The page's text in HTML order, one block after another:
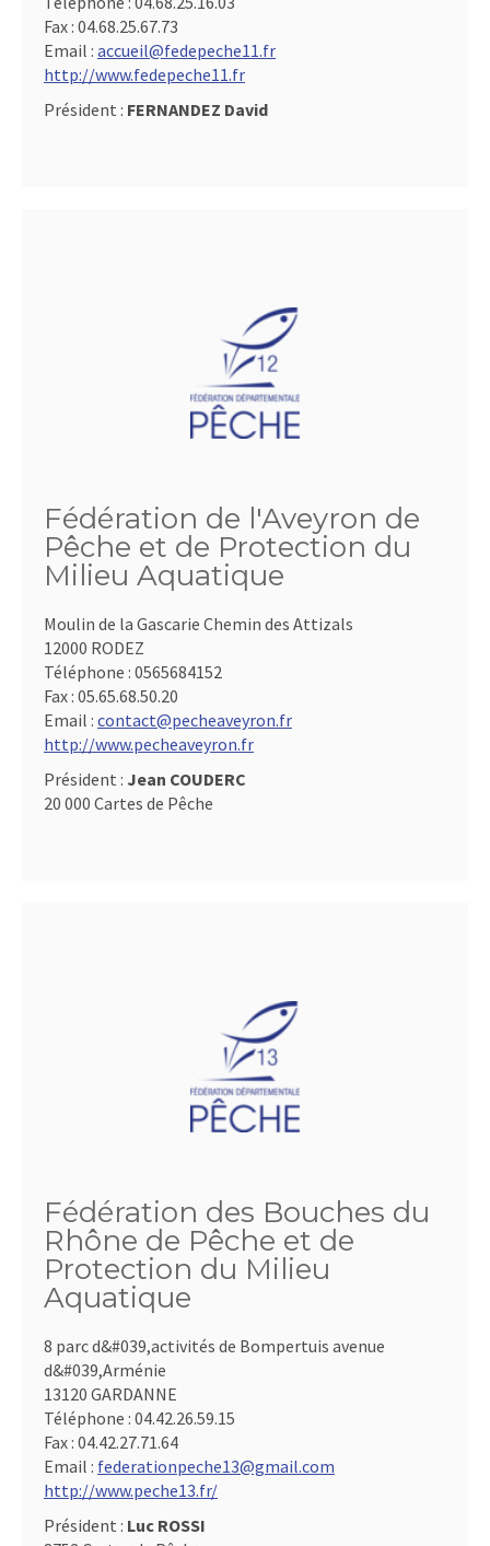
Fax : 04.68.25.67.73
Email : accueil@fedepeche11.fr
http://www.fedepeche11.fr
Président : FERNANDEZ David
Fédération de l'Aveyron de
Pêche et de Protection du
Milieu Aquatique
Moulin de la Gascarie Chemin des Attizals
12000 RODEZ
Téléphone : 0565684152
Fax : 05.65.68.50.20
Email : contact@pecheaveyron.fr
http://www.pecheaveyron.fr
Président : Jean COUDERC
20 000 Cartes de Pêche
Fédération des Bouches du
Rhône de Pêche et de
Protection du Milieu
Aquatique
8 parc d&#039,activités de Bompertuis avenue
d&#039,Arménie
13120 GARDANNE
Téléphone : 04.42.26.59.15
Fax : 04.42.27.71.64
Email : federationpeche13@gmail.com
http://www.peche13.fr/
Président : Luc ROSSI